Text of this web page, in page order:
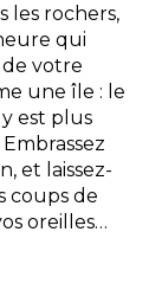
les rochers,
qui
de votre
une île : le
est plus
et laissez-
coups de
oreilles…